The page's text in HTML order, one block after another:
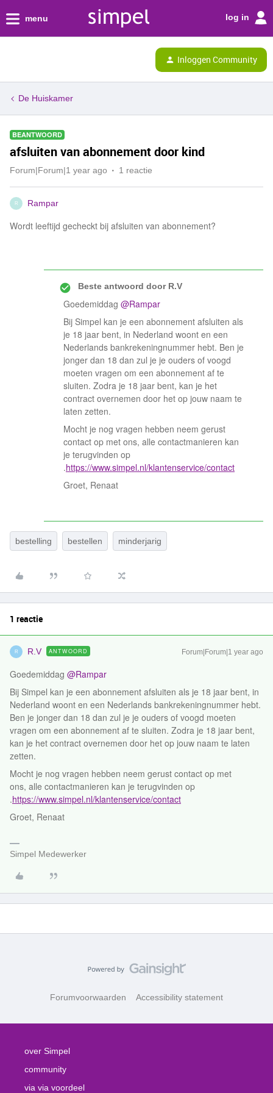
menu log in
Inloggen Community
De Huiskamer
BEANTWOORD
afsluiten van abonnement door kind
Forum|Forum|1 year ago 1 reactie
R Rampar
Wordt leeftijd gecheckt bij afsluiten van abonnement?
Beste antwoord doorR.V
Goedemiddag ​ @Rampar
Bij Simpel kan je een abonnement afsluiten als
je 18 jaar bent, in Nederland woont en een
Nederlands bankrekeningnummer hebt. Ben je
jonger dan 18 dan zul je je ouders of voogd
moeten vragen om een abonnement af te
sluiten. Zodra je 18 jaar bent, kan je het
contract overnemen door het op jouw naam te
laten zetten.
Mocht je nog vragen hebben neem gerust
contact op met ons, alle contactmanieren kan
je terugvinden op
.https://www.simpel.nl/klantenservice/contact
Groet, Renaat
bestelling bestellen minderjarig
1 reactie
R R.V ANTWOORD Forum|Forum|1 year ago
Goedemiddag ​ @Rampar
Bij Simpel kan je een abonnement afsluiten als je 18 jaar bent, in
Nederland woont en een Nederlands bankrekeningnummer hebt.
Ben je jonger dan 18 dan zul je je ouders of voogd moeten
vragen om een abonnement af te sluiten. Zodra je 18 jaar bent,
kan je het contract overnemen door het op jouw naam te laten
zetten.
Mocht je nog vragen hebben neem gerust contact op met
ons, alle contactmanieren kan je terugvinden op
.https://www.simpel.nl/klantenservice/contact
Groet, Renaat
Simpel Medewerker
Forumvoorwaarden Accessibility statement
over Simpel
community
via via voordeel